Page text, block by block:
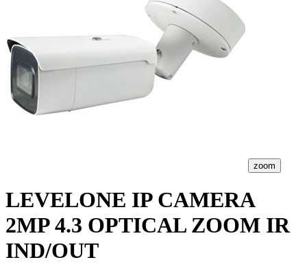
zoom
LEVELONE IP CAMERA
2MP 4.3 OPTICAL ZOOM IR
IND/OUT